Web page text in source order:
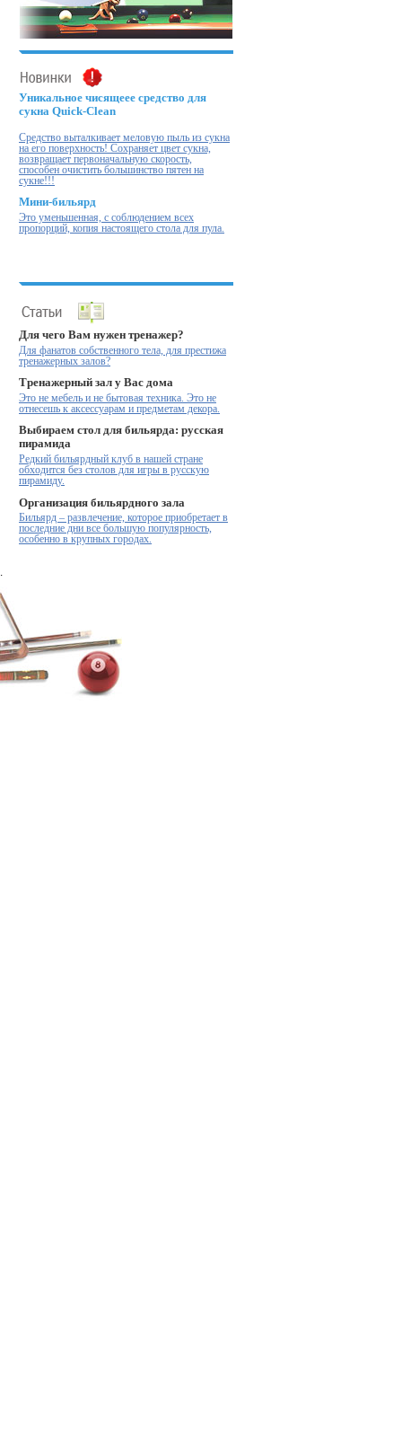
Уникальное чисящеее средство для
сукна Quick-Clean
Cредство выталкивает меловую пыль из сукна
на его поверхность! Cохраняет цвет сукна,
возвращает первоначальную скорость,
способен очистить большинство пятен на
сукне!!!
Мини-бильярд
Это уменьшенная, с соблюдением всех
пропорций, копия настоящего стола для пула.
Для чего Вам нужен тренажер?
Для фанатов собственного тела, для престижа
тренажерных залов?
Тренажерный зал у Вас дома
Это не мебель и не бытовая техника. Это не
отнесешь к аксессуарам и предметам декора.
Выбираем стол для бильярда: русская
пирамида
Редкий бильярдный клуб в нашей стране
обходится без столов для игры в русскую
пирамиду.
Организация бильярдного зала
Бильярд – развлечение, которое приобретает в
последние дни все большую популярность,
особенно в крупных городах.
.